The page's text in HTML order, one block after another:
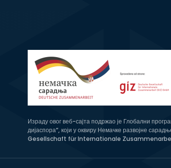
Израду овог веб-сајта подржао је Глобални
дијаспора“, који у оквиру Немачке развојне
Gesellschaft für Internationale